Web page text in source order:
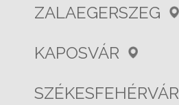
ZALAEGERSZEG
KAPOSVÁR
SZÉKESFEHÉRVÁR